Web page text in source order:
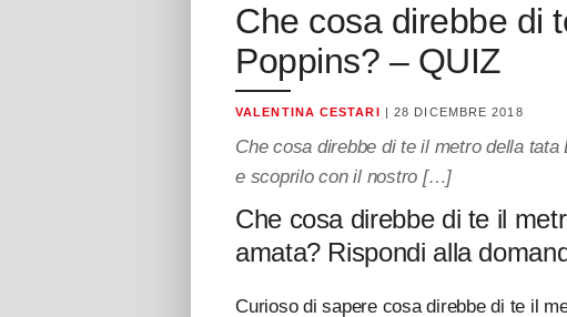
Che cosa direbbe di
Poppins? – QUIZ
VALENTINA CESTARI | 28 DICEMBRE 2018
Che cosa direbbe di te il metro della
e scoprilo con il nostro […]
Che cosa direbbe di te il
amata? Rispondi alla
Curioso di sapere cosa direbbe di te il